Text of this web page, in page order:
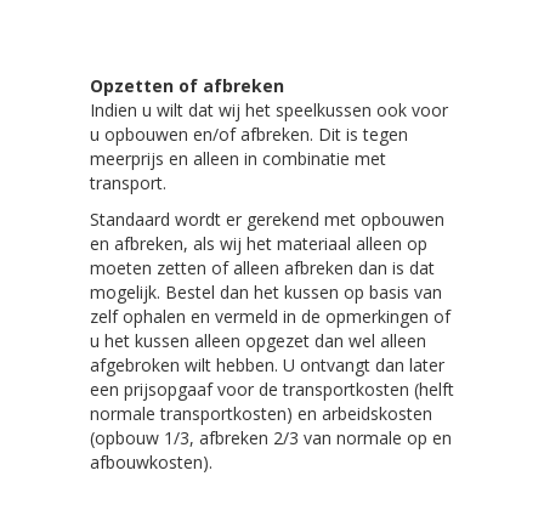
Opzetten of afbreken
Indien u wilt dat wij het speelkussen ook voor
u opbouwen en/of afbreken. Dit is tegen
meerprijs en alleen in combinatie met
transport.
Standaard wordt er gerekend met opbouwen
en afbreken, als wij het materiaal alleen op
moeten zetten of alleen afbreken dan is dat
mogelijk. Bestel dan het kussen op basis van
zelf ophalen en vermeld in de opmerkingen of
u het kussen alleen opgezet dan wel alleen
afgebroken wilt hebben. U ontvangt dan later
een prijsopgaaf voor de transportkosten (helft
normale transportkosten) en arbeidskosten
(opbouw 1/3, afbreken 2/3 van normale op en
afbouwkosten).